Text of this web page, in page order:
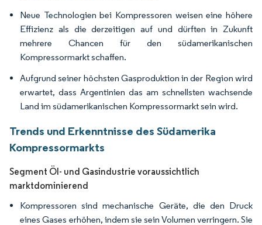
Neue Technologien bei Kompressoren weisen eine höhere
Effizienz als die derzeitigen auf und dürften in Zukunft
mehrere Chancen für den südamerikanischen
Kompressormarkt schaffen.
Aufgrund seiner höchsten Gasproduktion in der Region wird
erwartet, dass Argentinien das am schnellsten wachsende
Land im südamerikanischen Kompressormarkt sein wird.
Trends und Erkenntnisse des Südamerika
Kompressormarkts
Segment Öl- und Gasindustrie voraussichtlich
marktdominierend
Kompressoren sind mechanische Geräte, die den Druck
eines Gases erhöhen, indem sie sein Volumen verringern. Sie